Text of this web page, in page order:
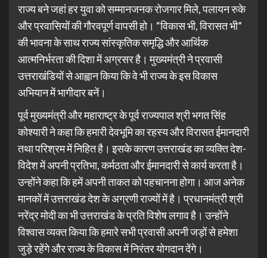
राज्य बने जहां हर युवा को सम्मानजनक रोजगार मिले, पलायन रुके
और प्रवासियों की गौरवपूर्ण वापसी हो। “विकास भी, विरासत भी”
की भावना के साथ राज्य सांस्कृतिक समृद्धि और आर्थिक
आत्मनिर्भरता की दिशा में अग्रसर है। मुख्यमंत्री ने प्रवासी
उत्तराखंडियों से आह्वान किया कि वे भी राज्य के इस विकास
अभियान में भागीदार बनें।
पूर्व मुख्यमंत्री और महाराष्ट्र के पूर्व राज्यपाल श्री भगत सिंह
कोश्यारी ने कहा कि हमारी देवभूमि का रहस्य और विरासत ईमानदारी
तथा परिश्रम में निहित है। इसके कारण उत्तराखंड का व्यक्ति देश-
विदेश में अपनी प्रतिभा, कर्मठता और ईमानदारी से कार्य करता है।
उन्होंने कहा कि हमें अपनी ताकत को पहचानना होगा। आज अनेक
मानकों में उत्तराखंड देश के अग्रणी राज्यों में है। प्रधानमंत्री श्री
नरेंद्र मोदी का भी उत्तराखंड के प्रति विशेष लगाव है। उन्होंने
विश्वास व्यक्त किया कि हमारे सभी प्रवासी अपनी जड़ों से हमेशा
जुड़े रहेंगे और राज्य के विकास में निरंतर योगदान देंगे।